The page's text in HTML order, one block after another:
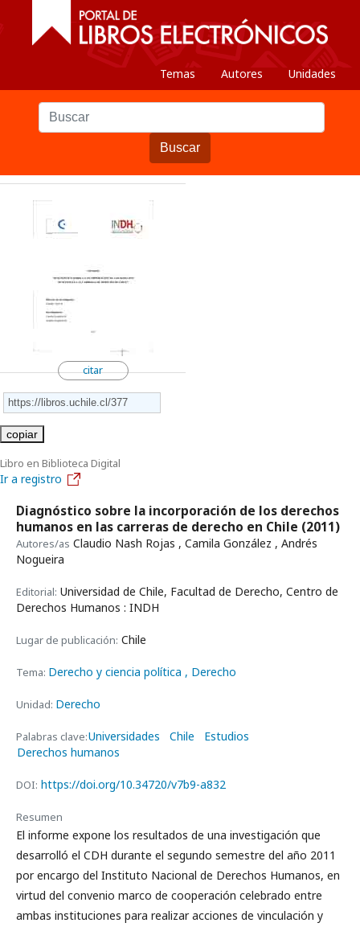
Temas Autores Unidades
Buscar
citar
copiar
Libro en Biblioteca Digital
Ir a registro
Diagnóstico sobre la incorporación de los derechos
humanos en las carreras de derecho en Chile (2011)
Autores/as Claudio Nash Rojas , Camila González , Andrés
Nogueira
Editorial: Universidad de Chile, Facultad de Derecho, Centro de
Derechos Humanos : INDH
Lugar de publicación: Chile
Tema: Derecho y ciencia política , Derecho
Unidad: Derecho
Palabras clave:Universidades Chile
Estudios
Derechos humanos
DOI: https://doi.org/10.34720/v7b9-a832
Resumen
El informe expone los resultados de una investigación que
desarrolló el CDH durante el segundo semestre del año 2011
por encargo del Instituto Nacional de Derechos Humanos, en
virtud del convenio marco de cooperación celebrado entre
ambas instituciones para realizar acciones de vinculación y